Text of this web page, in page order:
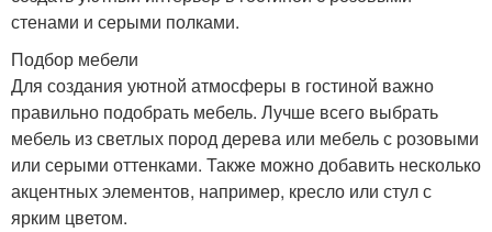
стенами и серыми полками.
Подбор мебели
Для создания уютной атмосферы в гостиной важно
правильно подобрать мебель. Лучше всего выбрать
мебель из светлых пород дерева или мебель с розовыми
или серыми оттенками. Также можно добавить несколько
акцентных элементов, например, кресло или стул с
ярким цветом.